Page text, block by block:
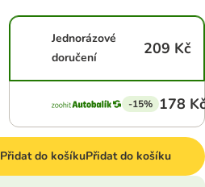
Jednorázové
doručení
209 Kč
-15% 178
Přidat do košíkuPřidat do košíku